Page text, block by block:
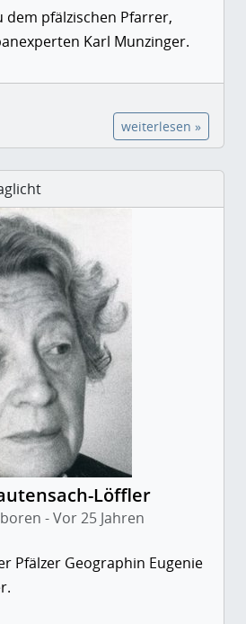
dem pfälzischen Pfarrer,
Karl Munzinger.
weiterlesen »
Löffler
- Vor 25 Jahren
Pfälzer Geographin Eugenie